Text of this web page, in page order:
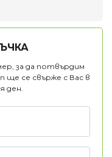
за да потвърдим
ще се свърже с Вас в
ден.